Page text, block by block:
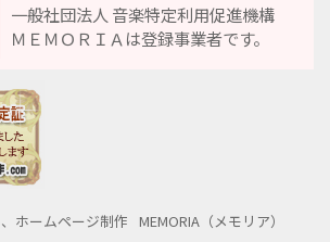
ホームページ制作 MEMORIA（メモリア）
一般社団法人 音楽特定利用促進機構
ＭＥＭＯＲＩＡは登録事業者です。